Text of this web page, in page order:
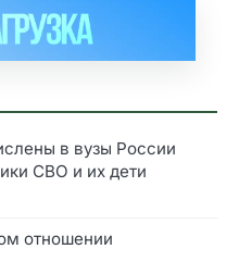
в вузы России
СВО и их дети
отношении